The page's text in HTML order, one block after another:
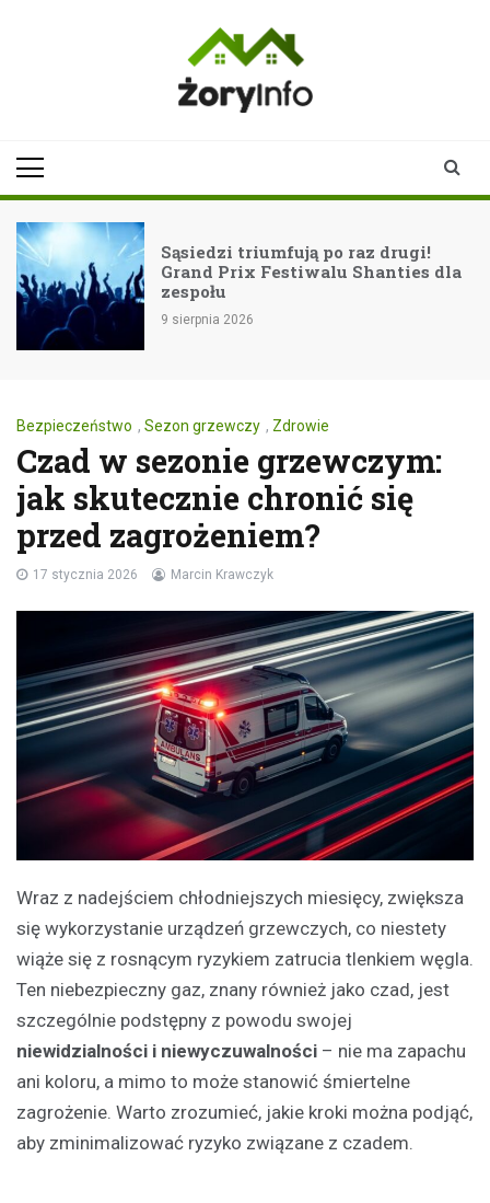
Sąsiedzi triumfują po raz drugi!
Grand Prix Festiwalu Shanties dla
zespołu
9 sierpnia 2026
Bezpieczeństwo , Sezon grzewczy , Zdrowie
Czad w sezonie grzewczym:
jak skutecznie chronić się
przed zagrożeniem?
17 stycznia 2026 Marcin Krawczyk
Wraz z nadejściem chłodniejszych miesięcy, zwiększa
się wykorzystanie urządzeń grzewczych, co niestety
wiąże się z rosnącym ryzykiem zatrucia tlenkiem węgla.
Ten niebezpieczny gaz, znany również jako czad, jest
szczególnie podstępny z powodu swojej
niewidzialności i niewyczuwalności – nie ma zapachu
ani koloru, a mimo to może stanowić śmiertelne
zagrożenie. Warto zrozumieć, jakie kroki można podjąć,
aby zminimalizować ryzyko związane z czadem.